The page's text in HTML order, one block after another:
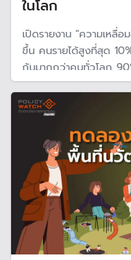
ในโลก
เปิดรายงาน "ความเหลื่
ขึ้น คนรายได้สูงที่สุด
กันมากกว่าคนทั่วโลก
ของโลก มีไม่ถึง
ทั่วโลกรวมกันถึง 3 เท่า
โลก แชมป์ในเอเชีย